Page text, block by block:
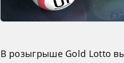
В розыгрыше Gold Lotto